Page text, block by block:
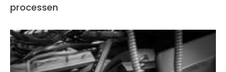
processen